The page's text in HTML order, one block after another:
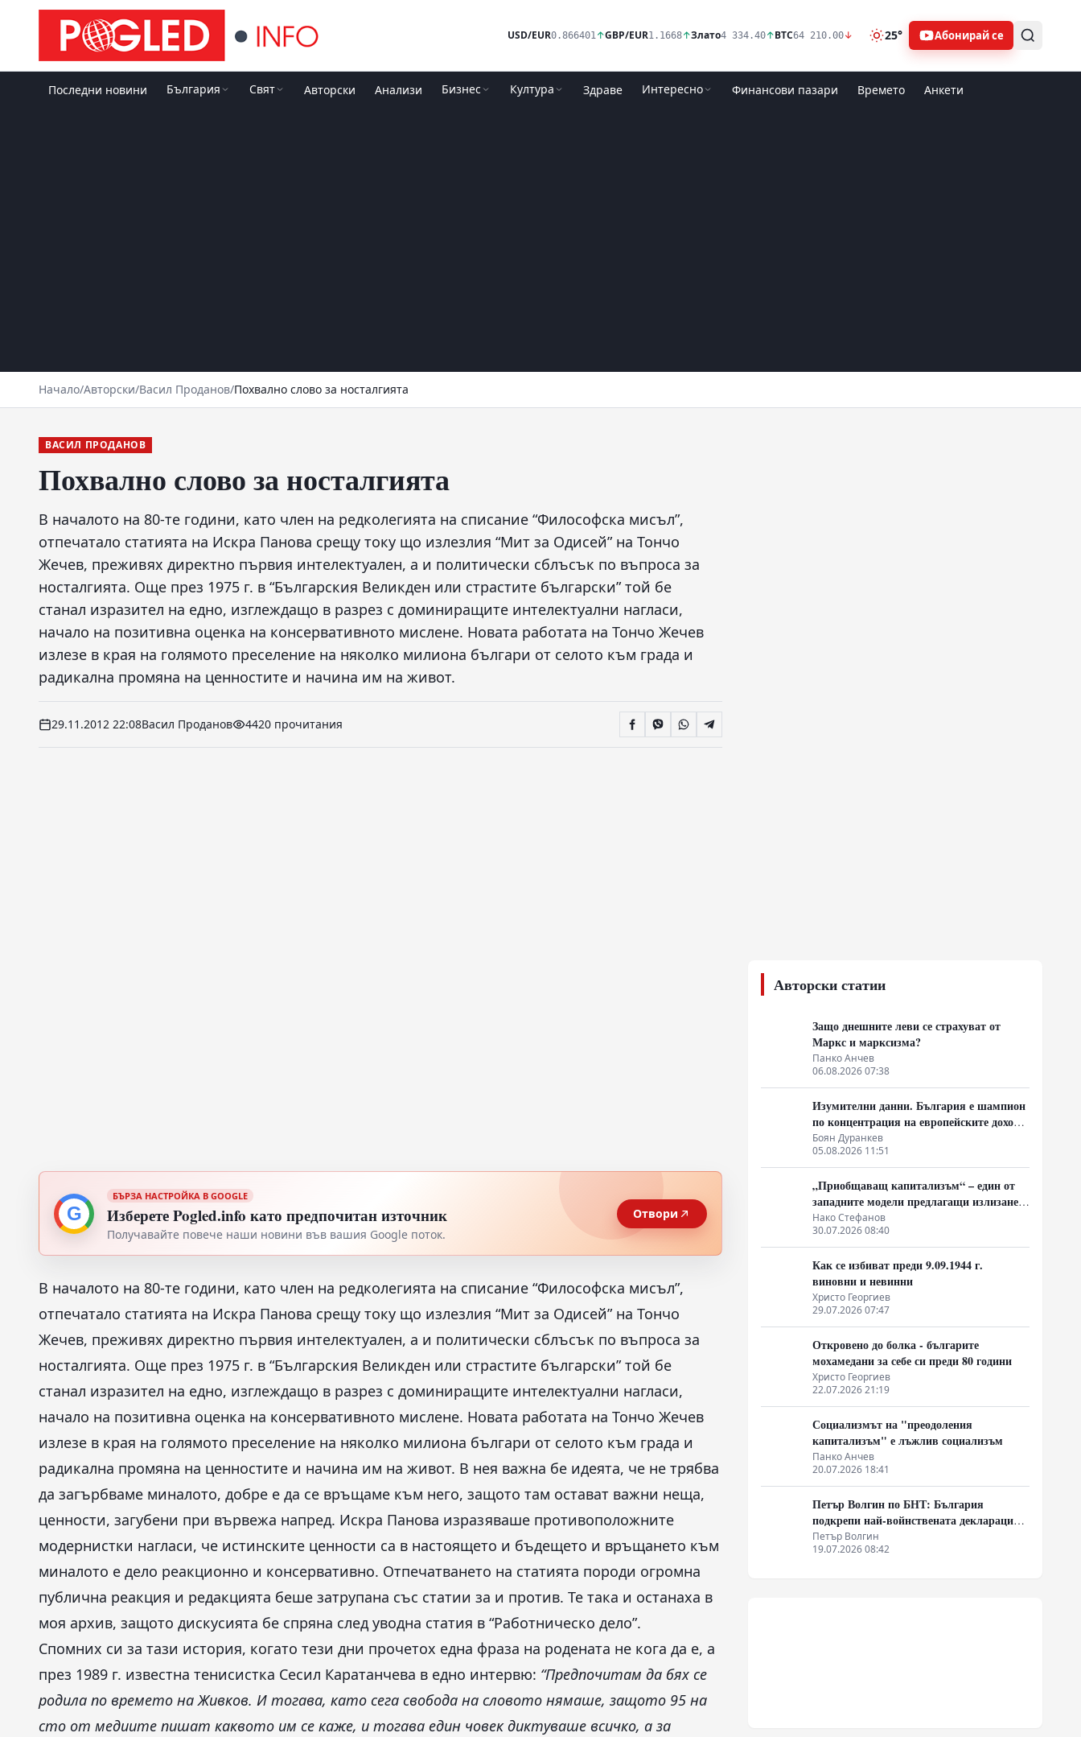
USD/EUR0.866401↑GBP/EUR1.1668↑Злато4 334.40↑BTC64 210.00↓ 25° Абонирай се
Последни новини България Свят Авторски Анализи Бизнес Култура Здраве Интересно Финансови пазари Времето Анкети
Начало/Авторски/Васил Проданов/Похвално слово за носталгията
ВАСИЛ ПРОДАНОВ
Похвално слово за носталгията
В началото на 80-те години, като член на редколегията на списание “Философска мисъл”,
отпечатало статията на Искра Панова срещу току що излезлия “Мит за Одисей” на Тончо
Жечев, преживях директно първия интелектуален, а и политически сблъсък по въпроса за
носталгията. Още през 1975 г. в “Българския Великден или страстите български” той бе
станал изразител на едно, изглеждащо в разрез с доминиращите интелектуални нагласи,
начало на позитивна оценка на консервативното мислене. Новата работата на Тончо Жечев
излезе в края на голямото преселение на няколко милиона българи от селото към града и
радикална промяна на ценностите и начина им на живот.
29.11.2012 22:08Васил Проданов 4420 прочитания
G
БЪРЗА НАСТРОЙКА В GOOGLE
Изберете Pogled.info като предпочитан източник
Получавайте повече наши новини във вашия Google поток.
Отвори
В началото на 80-те години, като член на редколегията на списание “Философска мисъл”,
отпечатало статията на Искра Панова срещу току що излезлия “Мит за Одисей” на Тончо
Жечев, преживях директно първия интелектуален, а и политически сблъсък по въпроса за
носталгията. Още през 1975 г. в “Българския Великден или страстите български” той бе
станал изразител на едно, изглеждащо в разрез с доминиращите интелектуални нагласи,
начало на позитивна оценка на консервативното мислене. Новата работата на Тончо Жечев
излезе в края на голямото преселение на няколко милиона българи от селото към града и
радикална промяна на ценностите и начина им на живот. В нея важна бе идеята, че не трябва
да загърбваме миналото, добре е да се връщаме към него, защото там остават важни неща,
ценности, загубени при вървежа напред. Искра Панова изразяваше противоположните
модернистки нагласи, че истинските ценности са в настоящето и бъдещето и връщането към
миналото е дело реакционно и консервативно. Отпечатването на статията породи огромна
публична реакция и редакцията беше затрупана със статии за и против. Те така и останаха в
моя архив, защото дискусията бе спряна след уводна статия в “Работническо дело”.
Спомних си за тази история, когато тези дни прочетох една фраза на родената не кога да е, а
през 1989 г. известна тенисистка Сесил Каратанчева в едно интервю: “Предпочитам да бях се
родила по времето на Живков. И тогава, като сега свобода на словото нямаше, защото 95 на
сто от медиите пишат каквото им се каже, и тогава един човек диктуваше всичко, а за
Авторски статии
Защо днешните леви се страхуват от
Маркс и марксизма?
Панко Анчев
06.08.2026 07:38
Изумителни данни. България е шампион
по концентрация на европейските доходи
в ръцете на най-богатия 1%, надминава
и САЩ
Боян Дуранкев
05.08.2026 11:51
„Приобщаващ капитализъм“ – един от
западните модели предлагащи излизане
от системата на неолиберализма
Нако Стефанов
30.07.2026 08:40
Как се избиват преди 9.09.1944 г.
виновни и невинни
Христо Георгиев
29.07.2026 07:47
Откровено до болка - българите
мохамедани за себе си преди 80 години
Христо Георгиев
22.07.2026 21:19
Социализмът на "преодоления
капитализъм" е лъжлив социализъм
Панко Анчев
20.07.2026 18:41
Петър Волгин по БНТ: България
подкрепи най-войнствената декларация,
която някога съм чел
Петър Волгин
19.07.2026 08:42